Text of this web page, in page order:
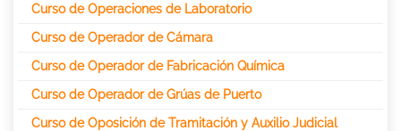
Curso de Operaciones de Laboratorio
Curso de Operador de Cámara
Curso de Operador de Fabricación Química
Curso de Operador de Grúas de Puerto
Curso de Oposición de Tramitación y Auxilio Judicial